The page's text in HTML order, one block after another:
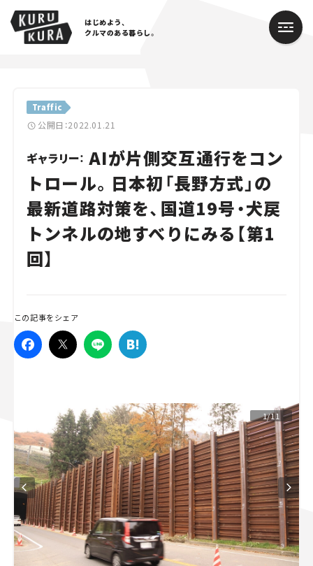
はじめよう、
クルマのある暮らし。
Traffic
公開日：2022.01.21
ギャラリー： AIが片側交互通行をコン
トロール。日本初「長野方式」の
最新道路対策を、国道19号・犬戻
トンネルの地すべりにみる【第1
回】
この記事をシェア
1/11
Cars
Lifestyle
Traffic
Special
Series
スズキ ジムニー｜Suzuki Jimny
マツダ｜Mazda
マツダ ロードスター｜Mazda Roadster